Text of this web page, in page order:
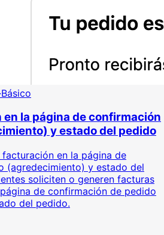
·Básico
la página de confirmación
y estado del pedido
en la página de
(agredecimiento) y estado del
soliciten o generen facturas
de confirmación de pedido
del pedido.